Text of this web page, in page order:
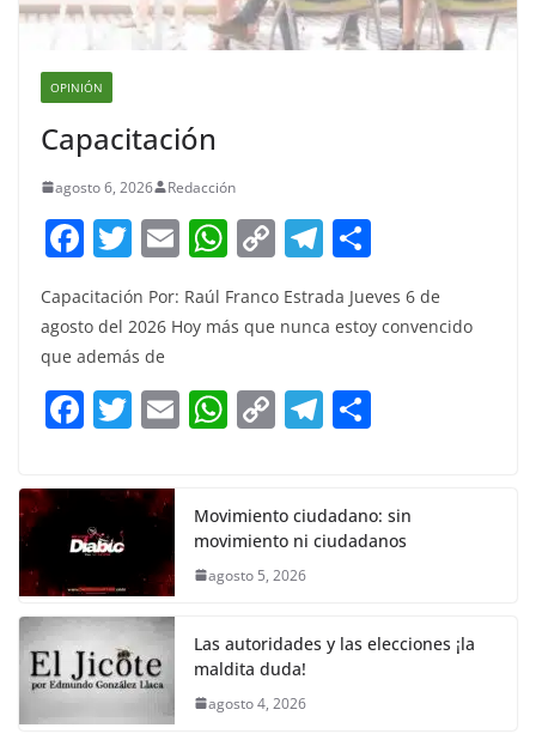
OPINIÓN
Capacitación
agosto 6, 2026 Redacción
F
a
c
e
b
o
k
T
itt
er
E
m
ai
W
at
A
p
C
p
Li
n
T
el
e
a
m
ar
e
Capacitación Por: Raúl Franco Estrada Jueves 6 de
agosto del 2026 Hoy más que nunca estoy convencido
que además de
F
c
e
b
o
o
k
T
itt
er
E W
s
A
p
C
y
Li
k
T
gr
a
e
Movimiento ciudadano: sin
movimiento ni ciudadanos
agosto 5, 2026
Las autoridades y las elecciones ¡la
maldita duda!
agosto 4, 2026